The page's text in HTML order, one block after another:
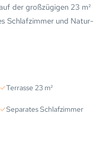
der großzügigen 23 m²
Schlafzimmer und Natur-
✓Terrasse 23 m²
✓Separates Schlafzimmer